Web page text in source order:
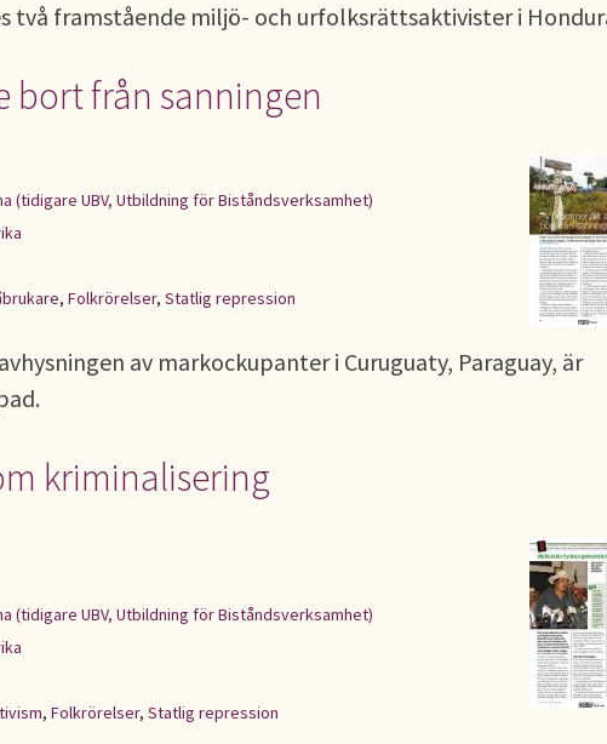
två framstående miljö- och urfolksrättsaktivister i
bort från sanningen
(tidigare UBV, Utbildning för Biståndsverksamhet)
, Folkrörelser, Statlig repression
av markockupanter i Curuguaty, Paraguay, är
kriminalisering
(tidigare UBV, Utbildning för Biståndsverksamhet)
, Folkrörelser, Statlig repression